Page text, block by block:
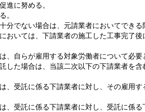
進に努める。
。
でない場合は、元請業者においてできる
いては、下請業者の施工した工事完了
自らが雇用する対象労働者について必
した場合は、当該二次以下の下請業者を
受託に係る下請業者に対し、その雇用
受託に係る下請業者に対し、受託に係